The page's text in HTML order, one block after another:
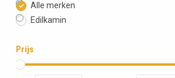
Alle merken
Edilkamin
Prijs